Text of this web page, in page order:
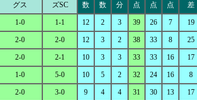
グス
ズSC
数
数
分
点
点
点
差
1-0 1-1 12 2 3 39 26 7 19
2-0 2-0 12 3 2 38 33 8 25
2-0 2-1 10 3 3 33 33 16 17
1-0 5-0 10 5 2 32 24 16 8
2-0 3-0 9 4 4 31 30 13 17